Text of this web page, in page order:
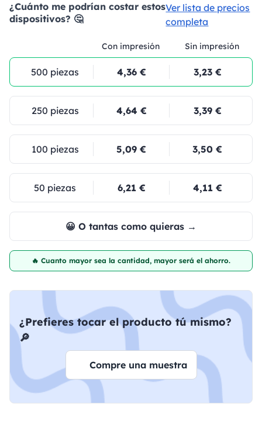
¿Cuánto me podrían costar estos
dispositivos? 🤔
Ver lista de precios
completa
Con impresión Sin impresión
500 piezas 4,36 € 3,23 €
250 piezas 4,64 € 3,39 €
100 piezas 5,09 € 3,50 €
50 piezas 6,21 € 4,11 €
😀 O tantas como quieras →
🔥 Cuanto mayor sea la cantidad, mayor será el ahorro.
¿Prefieres tocar el producto tú mismo?
🔎
Compre una muestra